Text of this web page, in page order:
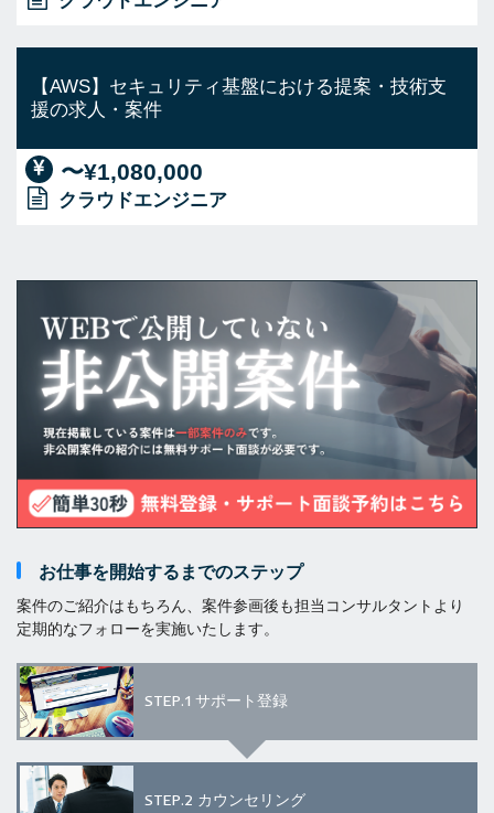
【AWS】セキュリティ基盤における提案・技術支
援の求人・案件
〜¥1,080,000
クラウドエンジニア
お仕事を開始するまでのステップ
案件のご紹介はもちろん、案件参画後も担当コンサルタントより
定期的なフォローを実施いたします。
STEP.1 サポート登録
STEP.2 カウンセリング